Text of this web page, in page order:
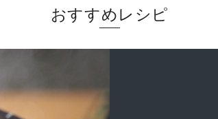
おすすめレシピ